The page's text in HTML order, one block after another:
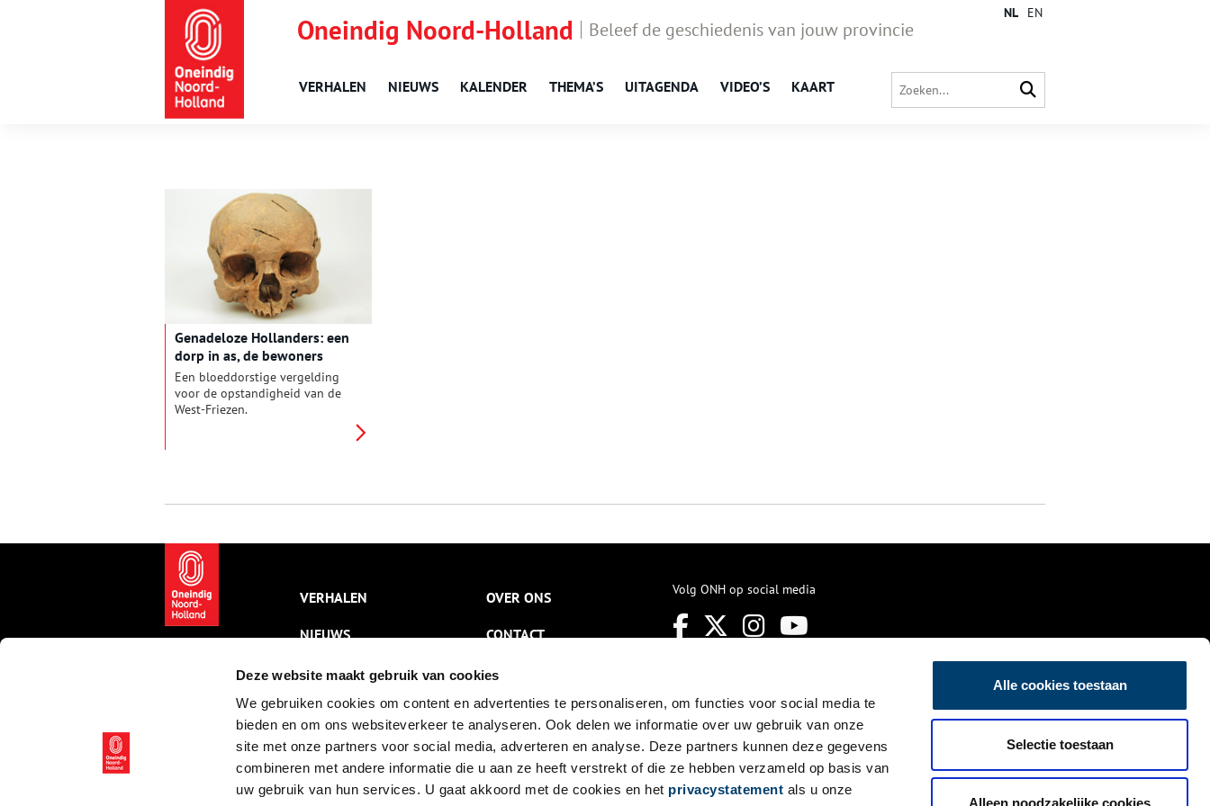
Deze website maakt gebruik van cookies
We gebruiken cookies om content en advertenties te personaliseren, om functies voor social media te
bieden en om ons websiteverkeer te analyseren. Ook delen we informatie over uw gebruik van onze
site met onze partners voor social media, adverteren en analyse. Deze partners kunnen deze gegevens
combineren met andere informatie die u aan ze heeft verstrekt of die ze hebben verzameld op basis van
uw gebruik van hun services. U gaat akkoord met de cookies en het privacystatement als u onze
Alle cookies toestaan
Selectie toestaan
Alleen noodzakelijke cookies
Oneindig Noord-Holland Beleef de geschiedenis van jouw provincie
VERHALEN NIEUWS KALENDER THEMA’S UITAGENDA VIDEO’S KAART
NL EN
Genadeloze Hollanders: een
dorp in as, de bewoners
afgeslacht
Een bloeddorstige vergelding
voor de opstandigheid van de
West-Friezen.
VERHALEN
NIEUWS
KALENDER
THEMA’S
ACTIVITEITEN
VIDEO’S
OVER ONS
CONTACT
NIEUWSBRIEF
DISCLAIMER
PRIVACY
TOEGANKELIJKHEID
Volg ONH op social media